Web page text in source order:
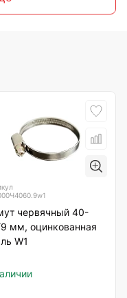
червячный 40-
мм, оцинкованная
W1